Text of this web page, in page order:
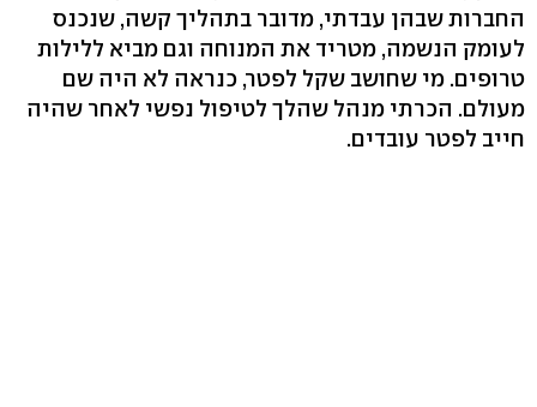
החברות שבהן עבדתי, מדובר בתהליך קשה, שנכנס
לעומק הנשמה, מטריד את המנוחה וגם מביא ללילות
טרופים. מי שחושב שקל לפטר, כנראה לא היה שם
מעולם. הכרתי מנהל שהלך לטיפול נפשי לאחר שהיה
חייב לפטר עובדים.